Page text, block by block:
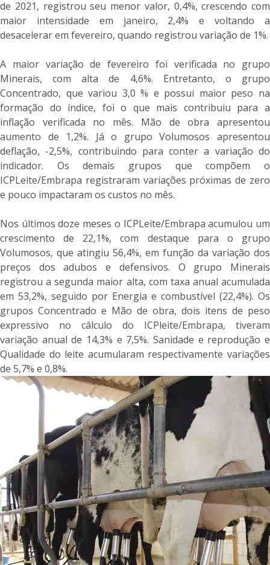
de 2021, registrou seu menor valor, 0,4%, crescendo com
maior intensidade em janeiro, 2,4% e voltando a
desacelerar em fevereiro, quando registrou variação de 1%.
A maior variação de fevereiro foi verificada no grupo
Minerais, com alta de 4,6%. Entretanto, o grupo
Concentrado, que variou 3,0 % e possui maior peso na
formação do índice, foi o que mais contribuiu para a
inflação verificada no mês. Mão de obra apresentou
aumento de 1,2%. Já o grupo Volumosos apresentou
deflação, -2,5%, contribuindo para conter a variação do
indicador. Os demais grupos que compõem o
ICPLeite/Embrapa registraram variações próximas de zero
e pouco impactaram os custos no mês.
Nos últimos doze meses o ICPLeite/Embrapa acumulou um
crescimento de 22,1%, com destaque para o grupo
Volumosos, que atingiu 56,4%, em função da variação dos
preços dos adubos e defensivos. O grupo Minerais
registrou a segunda maior alta, com taxa anual acumulada
em 53,2%, seguido por Energia e combustível (22,4%). Os
grupos Concentrado e Mão de obra, dois itens de peso
expressivo no cálculo do ICPleite/Embrapa, tiveram
variação anual de 14,3% e 7,5%. Sanidade e reprodução e
Qualidade do leite acumularam respectivamente variações
de 5,7% e 0,8%.